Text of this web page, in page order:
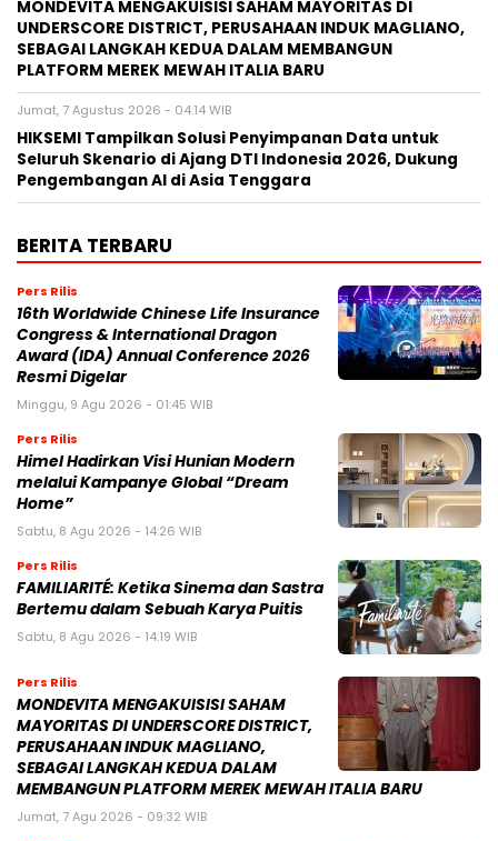
MONDEVITA MENGAKUISISI SAHAM MAYORITAS DI
UNDERSCORE DISTRICT, PERUSAHAAN INDUK MAGLIANO,
SEBAGAI LANGKAH KEDUA DALAM MEMBANGUN
PLATFORM MEREK MEWAH ITALIA BARU
Jumat, 7 Agustus 2026 - 04:14 WIB
HIKSEMI Tampilkan Solusi Penyimpanan Data untuk
Seluruh Skenario di Ajang DTI Indonesia 2026, Dukung
Pengembangan AI di Asia Tenggara
BERITA TERBARU
Pers Rilis
16th Worldwide Chinese Life Insurance
Congress & International Dragon
Award (IDA) Annual Conference 2026
Resmi Digelar
Minggu, 9 Agu 2026 - 01:45 WIB
Pers Rilis
Himel Hadirkan Visi Hunian Modern
melalui Kampanye Global “Dream
Home”
Sabtu, 8 Agu 2026 - 14:26 WIB
Pers Rilis
FAMILIARITÉ: Ketika Sinema dan Sastra
Bertemu dalam Sebuah Karya Puitis
Sabtu, 8 Agu 2026 - 14:19 WIB
Pers Rilis
MONDEVITA MENGAKUISISI SAHAM
MAYORITAS DI UNDERSCORE DISTRICT,
PERUSAHAAN INDUK MAGLIANO,
SEBAGAI LANGKAH KEDUA DALAM
MEMBANGUN PLATFORM MEREK MEWAH ITALIA BARU
Jumat, 7 Agu 2026 - 09:32 WIB